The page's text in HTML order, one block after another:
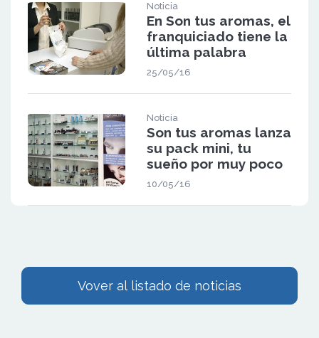
Noticia
En Son tus aromas, el
franquiciado tiene la
última palabra
25/05/16
Noticia
Son tus aromas lanza
su pack mini, tu
sueño por muy poco
10/05/16
Vover al listado de noticias